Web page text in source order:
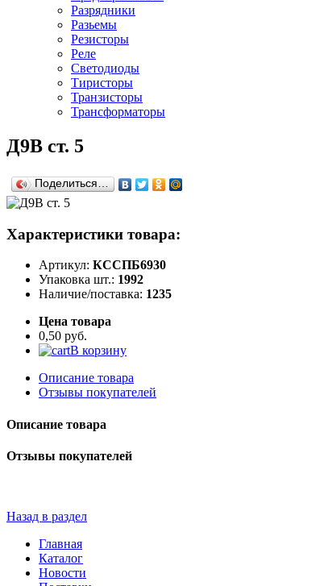
Разрядники
Разьемы
Резисторы
Реле
Светодиоды
Тиристоры
Транзисторы
Трансформаторы
Д9В ст. 5
Поделиться…
Характеристики товара:
Артикул: КССПБ6930
Упаковка шт.: 1992
Наличие/поставка: 1235
Цена товара
0,50 руб.
В корзину
Описание товара
Отзывы покупателей
Описание товара
Отзывы покупателей
Назад в раздел
Главная
Каталог
Новости